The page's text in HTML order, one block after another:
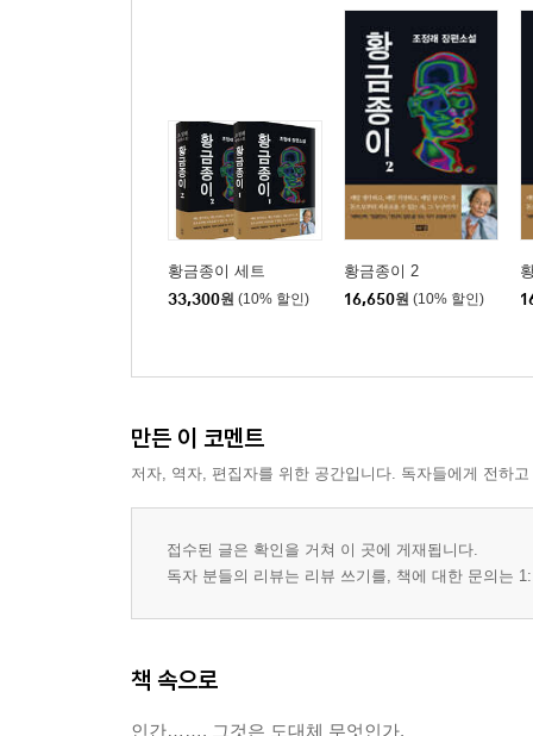
황금종이 세트
33,300원 (10% 할인)
황금종이 2
16,650원 (10% 할인)
만든 이 코멘트
저자, 역자, 편집자를 위한 공간입니다. 독자들에게 전하
접수된 글은 확인을 거쳐 이 곳에 게재됩니다.
독자 분들의 리뷰는 리뷰 쓰기를, 책에 대한 문의는
책 속으로
인간……, 그것은 도대체 무엇인가.